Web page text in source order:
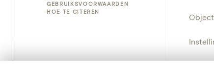
GEBRUIKSVOORWAARDEN
HOE TE CITEREN